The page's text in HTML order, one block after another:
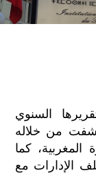
السنوي
من خلاله
المغربية، كما
الإدارات مع